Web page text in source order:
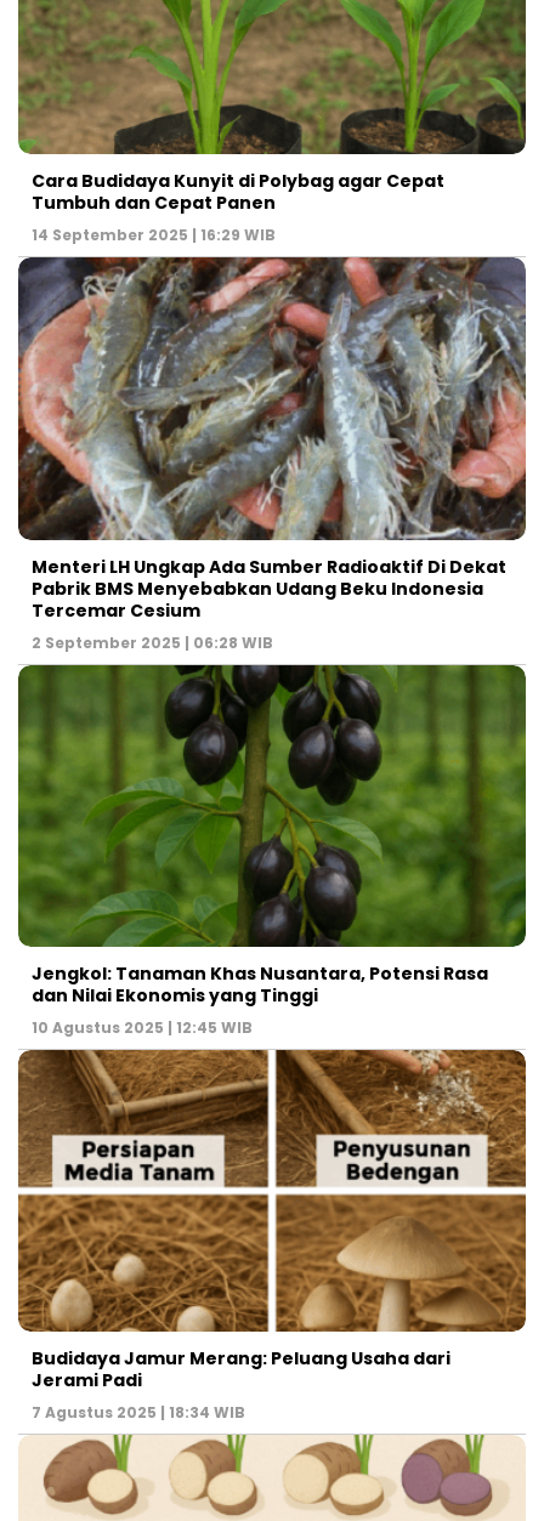
Cara Budidaya Kunyit di Polybag agar Cepat
Tumbuh dan Cepat Panen
14 September 2025 | 16:29 WIB
Menteri LH Ungkap Ada Sumber Radioaktif Di Dekat
Pabrik BMS Menyebabkan Udang Beku Indonesia
Tercemar Cesium
2 September 2025 | 06:28 WIB
Jengkol: Tanaman Khas Nusantara, Potensi Rasa
dan Nilai Ekonomis yang Tinggi
10 Agustus 2025 | 12:45 WIB
Budidaya Jamur Merang: Peluang Usaha dari
Jerami Padi
7 Agustus 2025 | 18:34 WIB